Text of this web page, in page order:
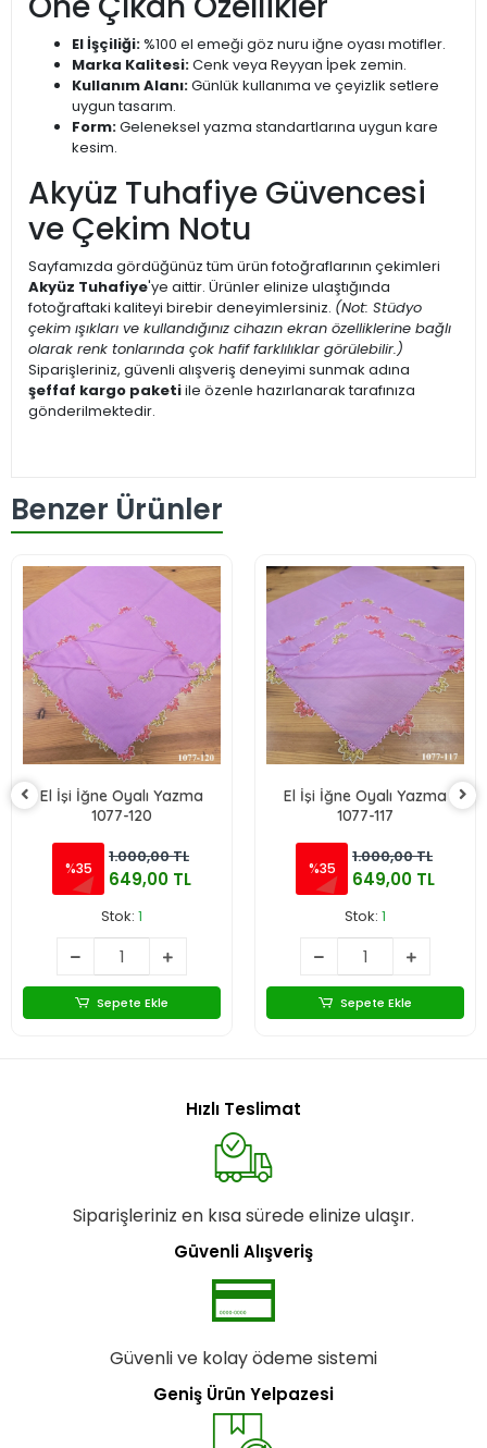
El İşçiliği: %100 el emeği göz nuru iğne oyası motifler.
Marka Kalitesi:Cenk veya Reyyan İpek zemin.
Kullanım Alanı:Günlük kullanıma ve çeyizlik setlere
uygun tasarım.
Form:Geleneksel yazma standartlarına uygun kare
kesim.
Akyüz Tuhafiye Güvencesi
ve Çekim Notu
Sayfamızda gördüğünüz tüm ürün fotoğraflarının çekimleri
Akyüz Tuhafiye'ye aittir. Ürünler elinize ulaştığında
fotoğraftaki kaliteyi birebir deneyimlersiniz. (Not: Stüdyo
çekim ışıkları ve kullandığınız cihazın ekran özelliklerine bağlı
olarak renk tonlarında çok hafif farklılıklar görülebilir.)
Siparişleriniz, güvenli alışveriş deneyimi sunmak adına
şeffaf kargo paketiile özenle hazırlanarak tarafınıza
gönderilmektedir.
Benzer Ürünler
El İşi İğne Oyalı Yazma
1077-120
%35
1.000,00 TL
649,00 TL
Stok: 1
Sepete Ekle
El İşi İğne Oyalı Yazma
1077-117
%35
1.000,00 TL
649,00 TL
Stok: 1
Sepete Ekle
Hızlı Teslimat
Siparişleriniz en kısa sürede elinize ulaşır.
Güvenli Alışveriş
Güvenli ve kolay ödeme sistemi
Geniş Ürün Yelpazesi